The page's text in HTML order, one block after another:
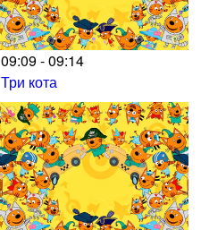
09:09 - 09:14
Три кота